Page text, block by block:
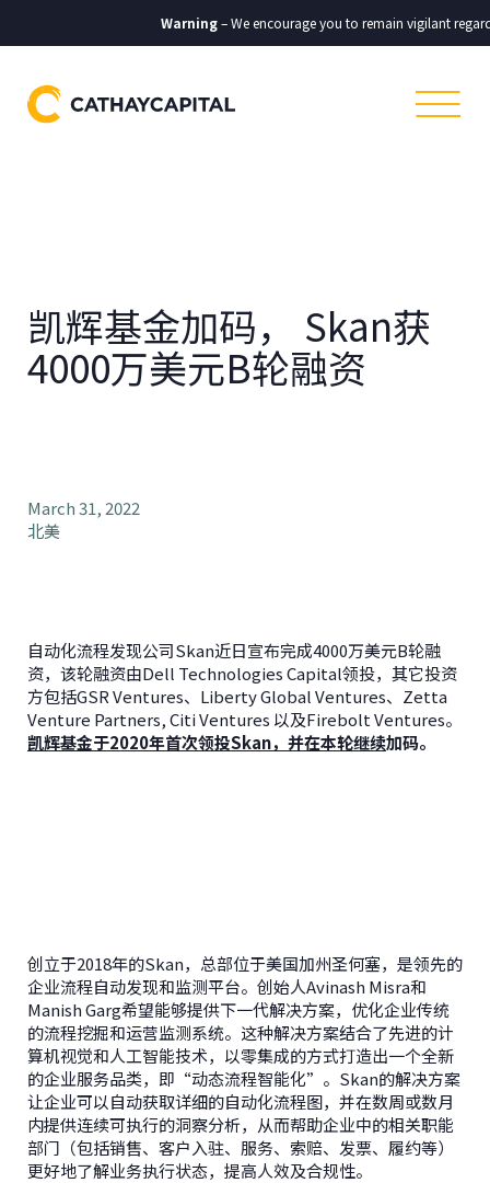
Warning– We encourage you to remain vigilant
凯辉基金加码， Skan获
4000万美元B轮融资
March 31, 2022
北美
自动化流程发现公司Skan近日宣布完成4000万美元B轮融
资，该轮融资由Dell Technologies Capital领投，其它投资
方包括GSR Ventures、Liberty Global Ventures、Zetta
Venture Partners, Citi Ventures 以及Firebolt Ventures。
凯辉基金于2020年首次领投Skan，并在本轮继续加码。
创立于2018年的Skan，总部位于美国加州圣何塞，是领先的
企业流程自动发现和监测平台。创始人Avinash Misra和
Manish Garg希望能够提供下一代解决方案，优化企业传统
的流程挖掘和运营监测系统。这种解决方案结合了先进的计
算机视觉和人工智能技术，以零集成的方式打造出一个全新
的企业服务品类，即“动态流程智能化”。Skan的解决方案
让企业可以自动获取详细的自动化流程图，并在数周或数月
内提供连续可执行的洞察分析，从而帮助企业中的相关职能
部门（包括销售、客户入驻、服务、索赔、发票、履约等）
更好地了解业务执行状态，提高人效及合规性。